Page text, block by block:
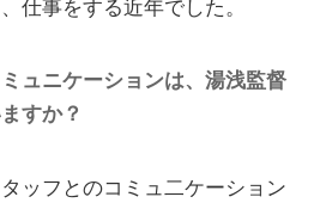
仕事をする近年でした。
ュニケーションは、湯浅監督
すか？
ッフとのコミュ二ケーション